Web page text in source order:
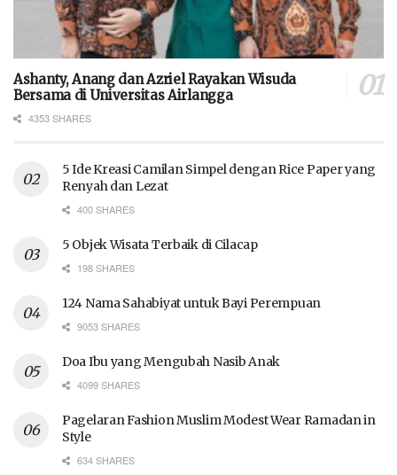
Ashanty, Anang dan Azriel Rayakan Wisuda
Bersama di Universitas Airlangga
4353 SHARES
5 Ide Kreasi Camilan Simpel dengan Rice Paper yang
Renyah dan Lezat
400 SHARES
5 Objek Wisata Terbaik di Cilacap
198 SHARES
124 Nama Sahabiyat untuk Bayi Perempuan
9053 SHARES
Doa Ibu yang Mengubah Nasib Anak
4099 SHARES
Pagelaran Fashion Muslim Modest Wear Ramadan in
Style
634 SHARES